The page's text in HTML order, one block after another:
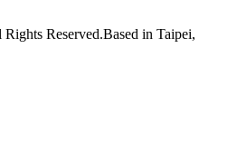
Reserved.Based in Taipei,